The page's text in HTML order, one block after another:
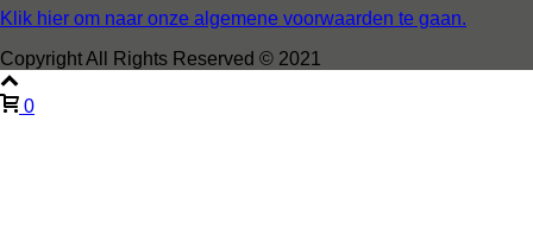
Klik hier om naar onze algemene voorwaarden te gaan.
Copyright All Rights Reserved © 2021
0